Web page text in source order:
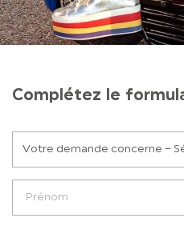
Complétez le
Votre demande concerne –